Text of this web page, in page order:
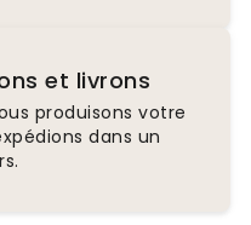
et livrons
produisons votre
dans un